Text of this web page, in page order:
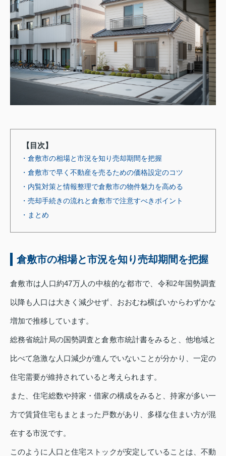
【目次】
・倉敷市の相場と市況を知り売却期間を把握
・倉敷市で早く不動産を売るための価格設定のコツ
・内覧対策と情報整理で倉敷市の物件魅力を高める
・売却手続きの流れと倉敷市で注意すべきポイント
・まとめ
倉敷市の相場と市況を知り売却期間を把握
倉敷市は人口約47万人の中核的な都市で、令和2年国勢調査
以降も人口は大きく減少せず、おおむね横ばいからわずかな
増加で推移しています。
総務省統計局の国勢調査と倉敷市統計書をみると、他地域と
比べて急激な人口減少が進んでいないことが分かり、一定の
住宅需要が維持されていると考えられます。
また、住宅総数や持家・借家の構成をみると、持家が多い一
方で賃貸住宅もまとまった戸数があり、多様な住まい方が混
在する市況です。
このように人口と住宅ストックが安定していることは、不動